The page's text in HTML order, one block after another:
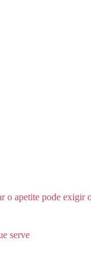
o apetite pode exigir